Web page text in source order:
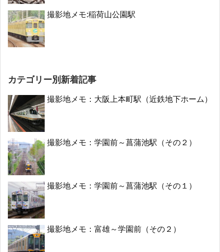
撮影地メモ:稲荷山公園駅
カテゴリー別新着記事
撮影地メモ：大阪上本町駅（近鉄地下ホーム）
撮影地メモ：学園前～菖蒲池駅（その２）
撮影地メモ：学園前～菖蒲池駅（その１）
撮影地メモ：富雄～学園前（その２）